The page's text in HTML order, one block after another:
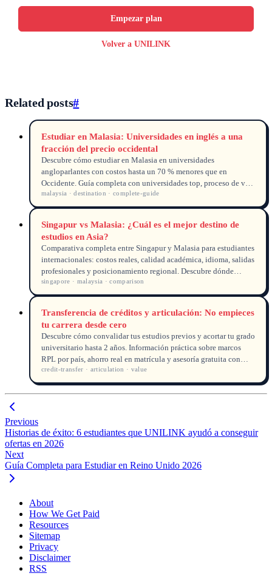
Empezar plan
Volver a UNILINK
Related posts#
Estudiar en Malasia: Universidades en inglés a una
fracción del precio occidental
Descubre cómo estudiar en Malasia en universidades
angloparlantes con costos hasta un 70 % menores que en
Occidente. Guía completa con universidades top, proceso de visa
EMGS y comparativa de gastos.
malaysia · destination · complete-guide
Singapur vs Malasia: ¿Cuál es el mejor destino de
estudios en Asia?
Comparativa completa entre Singapur y Malasia para estudiantes
internacionales: costos reales, calidad académica, idioma, salidas
profesionales y posicionamiento regional. Descubre dónde
encajar mejor tu presupuesto y tus metas.
singapore · malaysia · comparison
Transferencia de créditos y articulación: No empieces
tu carrera desde cero
Descubre cómo convalidar tus estudios previos y acortar tu grado
universitario hasta 2 años. Información práctica sobre marcos
RPL por país, ahorro real en matrícula y asesoría gratuita con
UNILINK.
credit-transfer · articulation · value
Previous
Historias de éxito: 6 estudiantes que UNILINK ayudó a conseguir
ofertas en 2026
Next
Guía Completa para Estudiar en Reino Unido 2026
About
How We Get Paid
Resources
Sitemap
Privacy
Disclaimer
RSS